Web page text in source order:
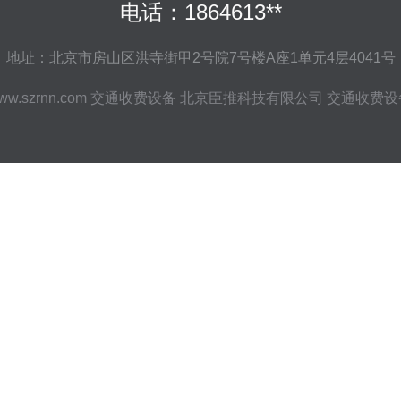
电话：1864613**
地址：北京市房山区洪寺街甲2号院7号楼A座1单元4层4041号
交通收费设备 北京臣推科技有限公司 交通收费设